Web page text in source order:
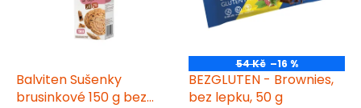
dBalviten Sušenky
brusinkové 150 g bez
54 Kč –16 %
BEZGLUTEN - Brownies,
bez lepku, 50 g